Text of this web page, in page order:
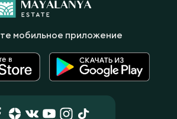
мобильное приложение